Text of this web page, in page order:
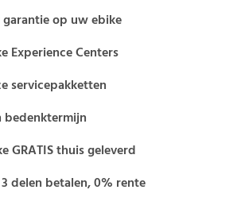
garantie op uw ebike
Experience Centers
servicepakketten
bedenktermijn
GRATIS thuis geleverd
delen betalen, 0% rente